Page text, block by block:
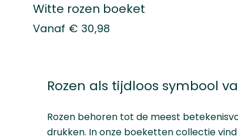
Witte rozen boeket
Vanaf € 30,98
Rozen als tijdloos symbool
Rozen behoren tot de meest
drukken. In onze boeketten collectie